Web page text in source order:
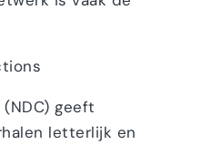
geeft
letterlijk en